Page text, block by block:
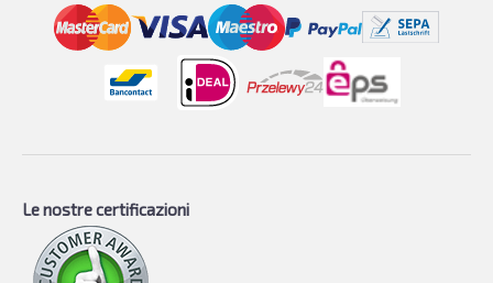
Le nostre certificazioni